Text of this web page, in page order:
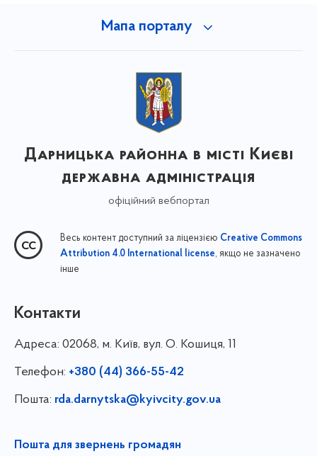
Мапа порталу
Дарницька районна в місті Києві
державна адміністрація
офіційний вебпортал
Весь контент доступний за ліцензією Creative Commons
Attribution 4.0 International license, якщо не зазначено
інше
Контакти
Адреса: 02068, м. Київ, вул. О. Кошиця, 11
Телефон: +380 (44) 366-55-42
Пошта: rda.darnytska@kyivcity.gov.ua
Пошта для звернень громадян